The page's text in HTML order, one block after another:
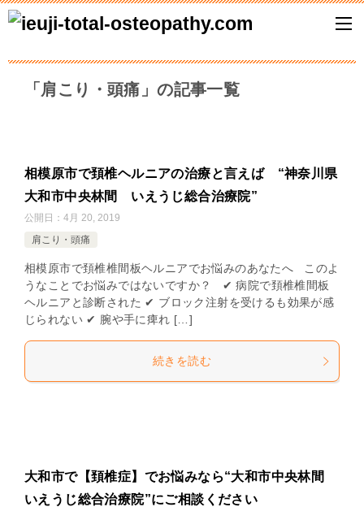
「肩こり・頭痛」の記事一覧
相模原市で頚椎ヘルニアの治療と言えば “神奈川県
大和市中央林間 いえうじ総合治療院”
公開日： 4月 20, 2019
肩こり・頭痛
相模原市で頚椎椎間板ヘルニアでお悩みのあなたへ このよ
うなことでお悩みではないですか？ ✔ 病院で頚椎椎間板
ヘルニアと診断された ✔ ブロック注射を受けるも効果が感
じられない ✔ 腕や手に痺れ […]
続きを読む
大和市で【頚椎症】でお悩みなら“大和市中央林間
いえうじ総合治療院”にご相談ください